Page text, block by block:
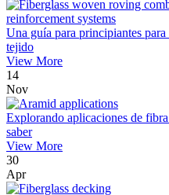
Una guía para principiantes
tejido
View More
14
Nov
Explorando aplicaciones de
saber
View More
30
Apr